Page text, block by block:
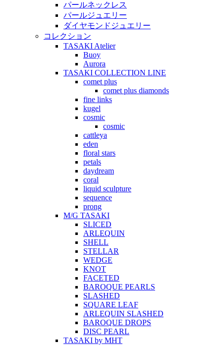
パールネックレス
パールジュエリー
ダイヤモンドジュエリー
コレクション
TASAKI Atelier
Buoy
Aurora
TASAKI COLLECTION LINE
comet plus
comet plus diamonds
fine links
kugel
cosmic
cosmic
cattleya
eden
floral stars
petals
daydream
coral
liquid sculpture
sequence
prong
M/G TASAKI
SLICED
ARLEQUIN
SHELL
STELLAR
WEDGE
KNOT
FACETED
BAROQUE PEARLS
SLASHED
SQUARE LEAF
ARLEQUIN SLASHED
BAROQUE DROPS
DISC PEARL
TASAKI by MHT